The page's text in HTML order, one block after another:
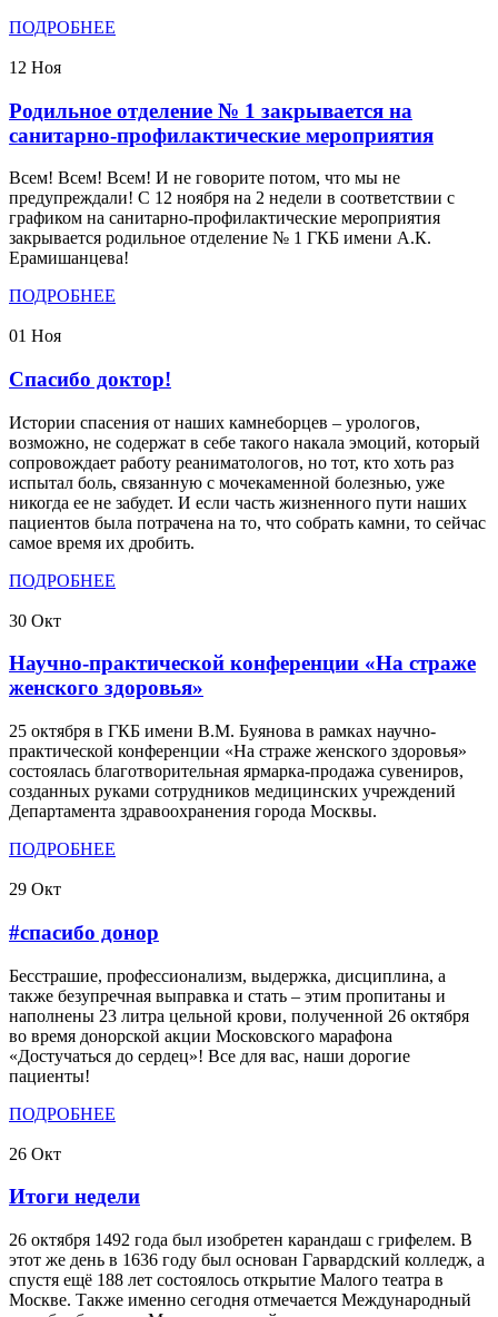
ПОДРОБНЕЕ
12 Ноя
Родильное отделение № 1 закрывается на
санитарно-профилактические мероприятия
Всем! Всем! Всем! И не говорите потом, что мы не
предупреждали! С 12 ноября на 2 недели в соответствии с
графиком на санитарно-профилактические мероприятия
закрывается родильное отделение № 1 ГКБ имени А.К.
Ерамишанцева!
ПОДРОБНЕЕ
01 Ноя
Спасибо доктор!
Истории спасения от наших камнеборцев – урологов,
возможно, не содержат в себе такого накала эмоций, который
сопровождает работу реаниматологов, но тот, кто хоть раз
испытал боль, связанную с мочекаменной болезнью, уже
никогда ее не забудет. И если часть жизненного пути наших
пациентов была потрачена на то, что собрать камни, то сейчас
самое время их дробить.
ПОДРОБНЕЕ
30 Окт
Научно-практической конференции «На страже
женского здоровья»
25 октября в ГКБ имени В.М. Буянова в рамках научно-
практической конференции «На страже женского здоровья»
состоялась благотворительная ярмарка-продажа сувениров,
созданных руками сотрудников медицинских учреждений
Департамента здравоохранения города Москвы.
ПОДРОБНЕЕ
29 Окт
#спасибо донор
Бесстрашие, профессионализм, выдержка, дисциплина, а
также безупречная выправка и стать – этим пропитаны и
наполнены 23 литра цельной крови, полученной 26 октября
во время донорской акции Московского марафона
«Достучаться до сердец»! Все для вас, наши дорогие
пациенты!
ПОДРОБНЕЕ
26 Окт
Итоги недели
26 октября 1492 года был изобретен карандаш с грифелем. В
этот же день в 1636 году был основан Гарвардский колледж, а
спустя ещё 188 лет состоялось открытие Малого театра в
Москве. Также именно сегодня отмечается Международный